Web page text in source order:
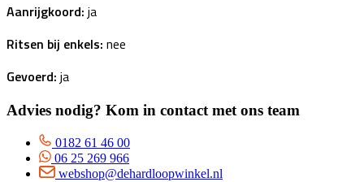
Aanrijgkoord: ja
Ritsen bij enkels: nee
Gevoerd: ja
Advies nodig? Kom in contact met ons team
0182 61 46 00
06 25 269 966
webshop@dehardloopwinkel.nl